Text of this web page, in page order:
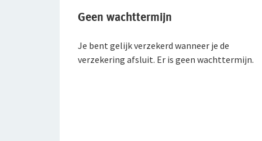
Geen wachttermijn
Je bent gelijk verzekerd wanneer je de
verzekering afsluit. Er is geen wachttermijn.